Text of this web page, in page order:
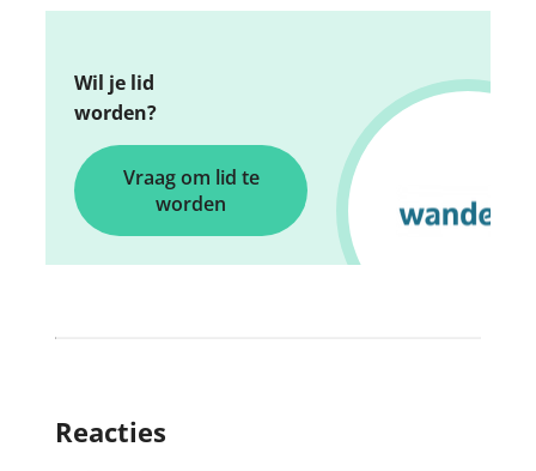
Wil je lid
worden?
Vraag om lid te
worden
Reacties